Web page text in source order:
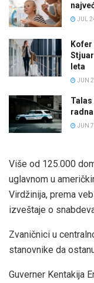
JUL
Kofer
leta
JUN
JUN
Više od 125.000
uglavnom u
Virdžinija, prema
izveštaje o
Zvaničnici u
stanovnike da
Guverner Kentakija